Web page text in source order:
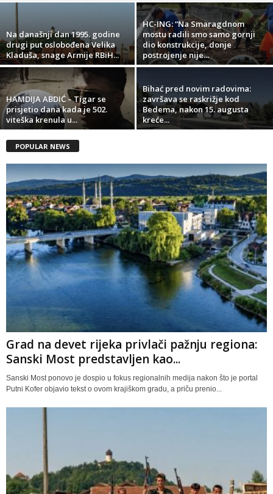
Na današnji dan 1995. godine
drugi put oslobođena Velika
Kladuša, snage Armije RBiH...
HC-ING: “Na Smaragdnom
mostu radili smo samo gornji
dio konstrukcije, donje
postrojenje nije...
HAMDIJA ABDIĆ – Tigar se
prisjetio dana kada je 502.
viteška krenula u...
Bihać pred novim radovima:
završava se raskrižje kod
Bedema, nakon 15. augusta
kreće...
POPULAR NEWS
Grad na devet rijeka privlači pažnju regiona:
Sanski Most predstavljen kao...
Sanski Most ponovo je dospio u fokus regionalnih medija nakon što je portal
Putni Kofer objavio tekst o ovom krajiškom gradu, a priču prenio...